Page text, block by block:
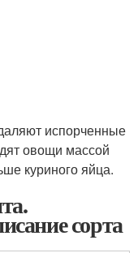
испорченные
овощи массой
куриного яйца.
сорта